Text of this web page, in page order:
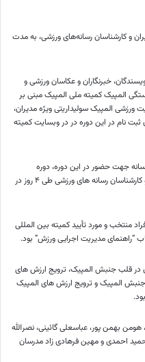
و کارشناسان رسانه‌های ورزشی، به مدت
خبرنگاران و عکاسان ورزشی و
المپیک کمیته ملی المپیک مبنی بر
ورزشی المپیک سولیداریتی ویژه مدیران،
ثبت نام در این دوره در در وبسایت کمیته
۳۵ نفر از اصحاب رسانه جهت حضور در این دوره، دوره
مدیریت ورزشی المپیک سولیداریتی ویژه مدیران و کارشناسان رسانه های ورزشی طی ۴ روز در
منتخب و مورد تأیید کمیته بین المللی
مدیریت اجرایی ورزش” بود.
در قلب جنبش المپیک، ترویج ارزش های
جنبش المپیک و ترویج ارزش های المپیک
بهمن پور، عباسعلی گائینی، نصرالله
احمدی و مهین فرهادی زاد مدرسان